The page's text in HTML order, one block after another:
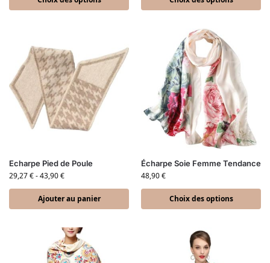
Echarpe Pied de Poule
29,27€-43,90€
Ajouter au panier
Écharpe Soie Femme Tendance
48,90€
Choix des options